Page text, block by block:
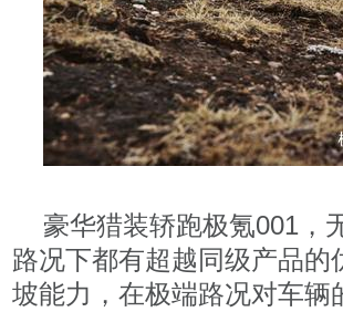
豪华猎装轿跑极氪001，
路况下都有超越同级产品
坡能力，在极端路况对车